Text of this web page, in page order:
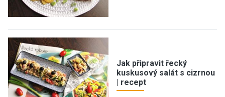
Jak připravit řecký
kuskusový salát s cizrnou
| recept